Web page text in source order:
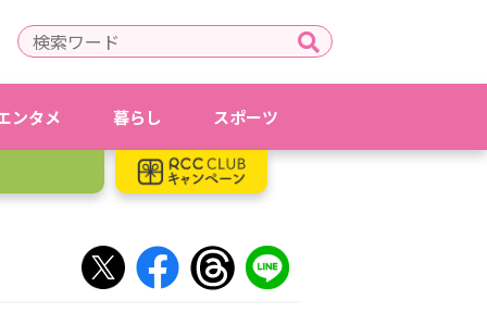
ンタメ 暮らし スポーツ